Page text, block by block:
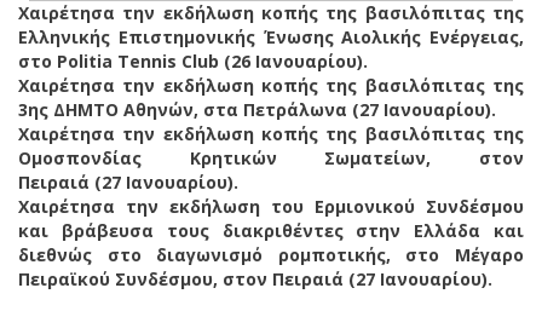
Χαιρέτησα την εκδήλωση κοπής της βασιλόπιτας της
Ελληνικής Επιστημονικής Ένωσης Αιολικής Ενέργειας,
στο Politia Tennis Club (26 Ιανουαρίου).
Χαιρέτησα την εκδήλωση κοπής της βασιλόπιτας της
3ης ΔΗΜΤΟ Αθηνών, στα Πετράλωνα (27 Ιανουαρίου).
Χαιρέτησα την εκδήλωση κοπής της βασιλόπιτας της
Ομοσπονδίας Κρητικών Σωματείων, στον
Πειραιά (27 Ιανουαρίου).
Χαιρέτησα την εκδήλωση του Ερμιονικού Συνδέσμου
και βράβευσα τους διακριθέντες στην Ελλάδα και
διεθνώς στο διαγωνισμό ρομποτικής, στο Μέγαρο
Πειραϊκού Συνδέσμου, στον Πειραιά (27 Ιανουαρίου).